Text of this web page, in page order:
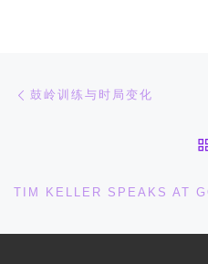
文章导航
鼓岭训练与时局变化